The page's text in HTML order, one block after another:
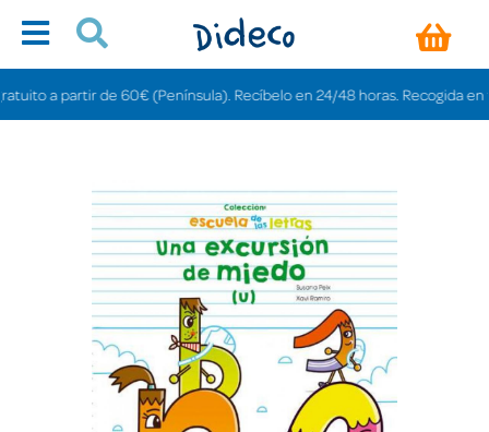
a partir de 60€ (Península). Recíbelo en 24/48 horas. Recogida en